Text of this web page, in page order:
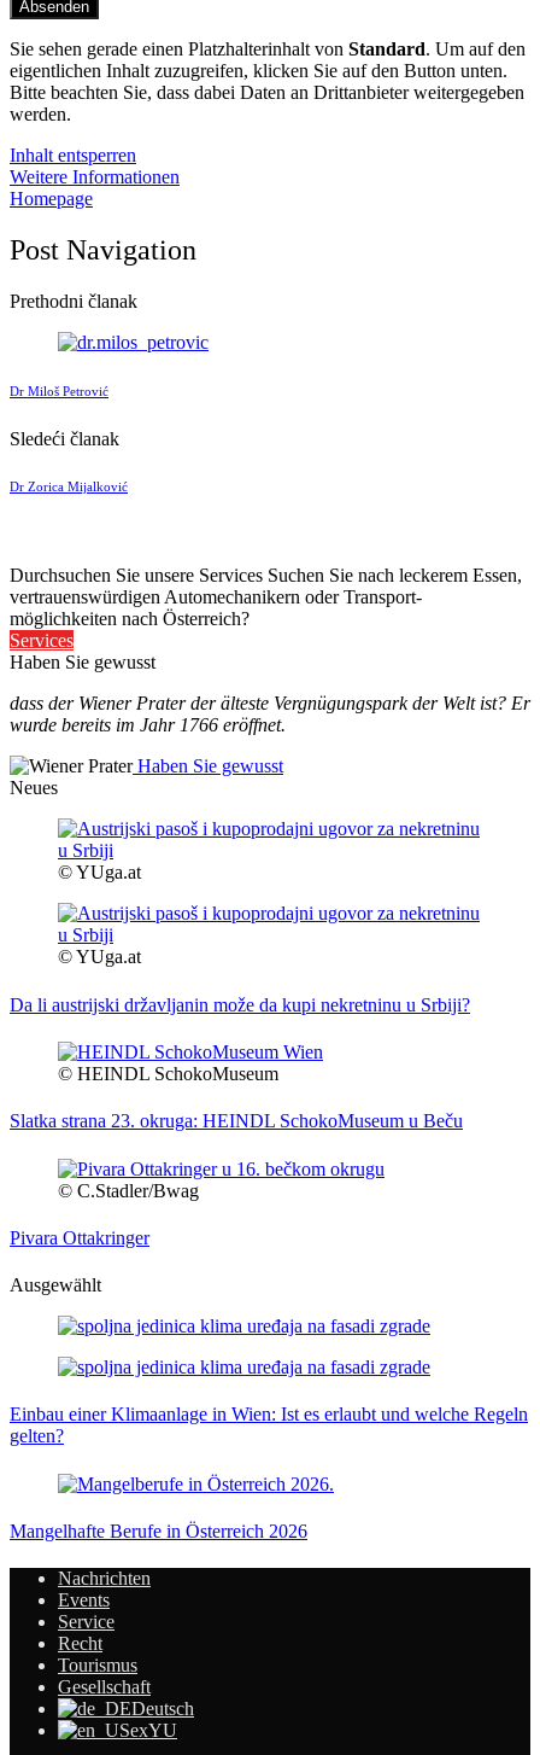
Sie sehen gerade einen Platzhalterinhalt von Standard. Um auf den
eigentlichen Inhalt zuzugreifen, klicken Sie auf den Button unten.
Bitte beachten Sie, dass dabei Daten an Drittanbieter weitergegeben
werden.
Inhalt entsperren
Weitere Informationen
Homepage
Post Navigation
Prethodni članak
Dr Miloš Petrović
Sledeći članak
Dr Zorica Mijalković
Durchsuchen Sie unsere Services Suchen Sie nach leckerem Essen,
vertrauenswürdigen Automechanikern oder Transport-
möglichkeiten nach Österreich?
Services
Haben Sie gewusst
dass der Wiener Prater der älteste Vergnügungspark der Welt ist? Er
wurde bereits im Jahr 1766 eröffnet.
Haben Sie gewusst
Neues
© YUga.at
© YUga.at
Da li austrijski državljanin može da kupi nekretninu u Srbiji?
© HEINDL SchokoMuseum
Slatka strana 23. okruga: HEINDL SchokoMuseum u Beču
© C.Stadler/Bwag
Pivara Ottakringer
Ausgewählt
Einbau einer Klimaanlage in Wien: Ist es erlaubt und welche Regeln
gelten?
Mangelhafte Berufe in Österreich 2026
Nachrichten
Events
Service
Recht
Tourismus
Gesellschaft
Deutsch
exYU